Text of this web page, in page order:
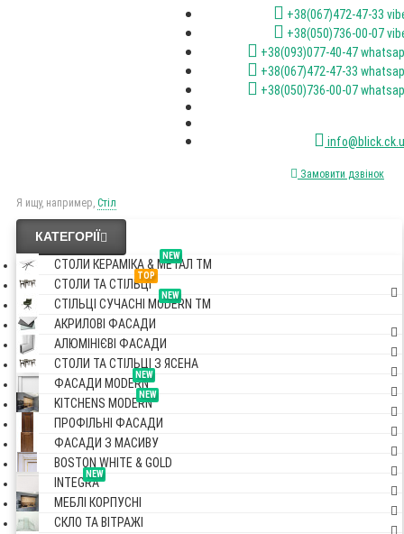
+38(067)472-47-33
+38(050)736-00-07
+38(093)077-40-47
+38(067)472-47-33
+38(050)736-00-07
Замовити дзвінок
Я ищу, например, Стіл
КАТЕГОРІЇ
NEW
СТОЛИ КЕРАМІКА & МЕТАЛ TM
TOP
СТОЛИ ТА СТІЛЬЦІ
NEW
СТІЛЬЦІ СУЧАСНІ MODERN TM
АКРИЛОВІ ФАСАДИ
АЛЮМІНІЄВІ ФАСАДИ
СТОЛИ ТА СТІЛЬЦІ З ЯСЕНА
NEW
ФАСАДИ MODERN
NEW
KITCHENS MODERN
ПРОФІЛЬНІ ФАСАДИ
ФАСАДИ З МАСИВУ
BOSTON WHITE & GOLD
NEW
INTEGRA
МЕБЛІ КОРПУСНІ
СКЛО ТА ВІТРАЖІ